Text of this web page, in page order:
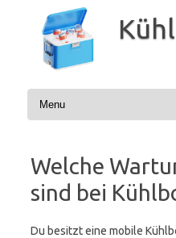
springen
Welche
sind bei
Du besitzt eine mobile